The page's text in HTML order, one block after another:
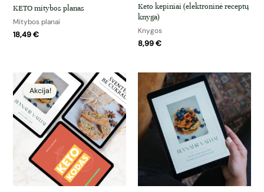
KETO mitybos planas
Mitybos planai
18,49€
Keto kepiniai (elektroninė receptų
knyga)
Knygos
8,99€
Original
price
was:
27,99 €.
Current
price
is:
18,49 €.